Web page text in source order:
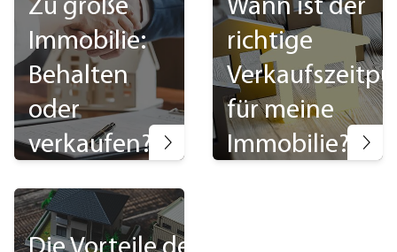
Zu große
Immobilie:
Behalten
oder
verkaufen?
Wann ist der
richtige
für meine
Immobilie?